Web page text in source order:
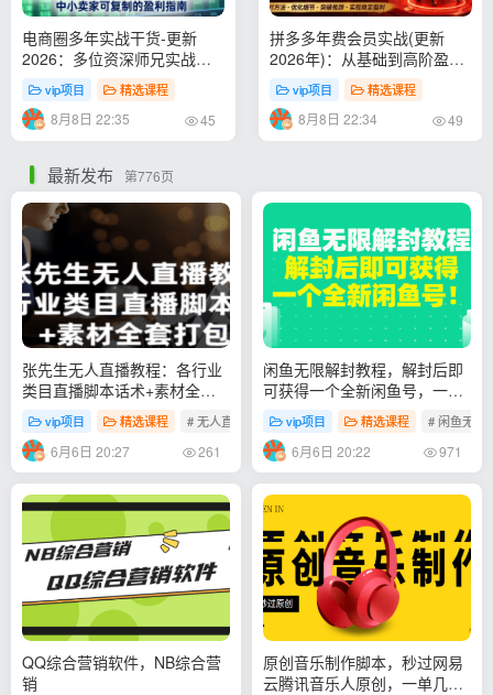
电商圈多年实战干货-更新
2026：多位资深师兄实战干
货/覆盖全域平台，中小卖家
可复制的盈利指南
vip项目 精选课程
8月8日 22:35 45
拼多多年费会员实战(更新
2026年)：从基础到高阶盈
利，干货拉满，帮你建立稳定
盈利运营知识体系
vip项目 精选课程
8月8日 22:34 49
最新发布 第776页
张先生无人直播教程：各行业
类目直播脚本话术+素材全套
打包vip项目 精选课程 # 无人直播教程 # 直播素材
6月6日 20:27 261
闲鱼无限解封教程，解封后即
可获得一个全新闲鱼号，一单
80到180
vip项目 精选课程 # 闲鱼无限
6月6日 20:22 971
QQ综合营销软件，NB综合营
销
原创音乐制作脚本，秒过网易
云腾讯音乐人原创，一单几十